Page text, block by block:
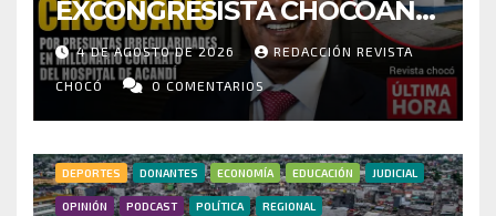
EXCONGRESISTA CHOCOANO
POR PRESUNTAS
IRREGULARIDADES EN
MILLONARIO CONTRATO DEL
HOSPITAL DE ACANDÍ
4 DE AGOSTO DE 2026 REDACCIÓN REVISTA
CHOCÓ 0 COMENTARIOS
DEPORTES DONANTES ECONOMÍA EDUCACIÓN JUDICIAL
OPINIÓN PODCAST POLÍTICA REGIONAL